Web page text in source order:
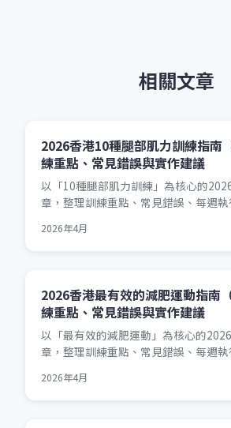
相關文章
2026香港10種腿部肌力訓練指南
練重點、常見錯誤與實作建議
以「10種腿部肌力訓練」為核心的
章，整理訓練重點、常見錯誤、每週執
2026年4月
2026香港最有效的減肥運動指南
練重點、常見錯誤與實作建議
以「最有效的減肥運動」為核心的
章，整理訓練重點、常見錯誤、每週執
2026年4月